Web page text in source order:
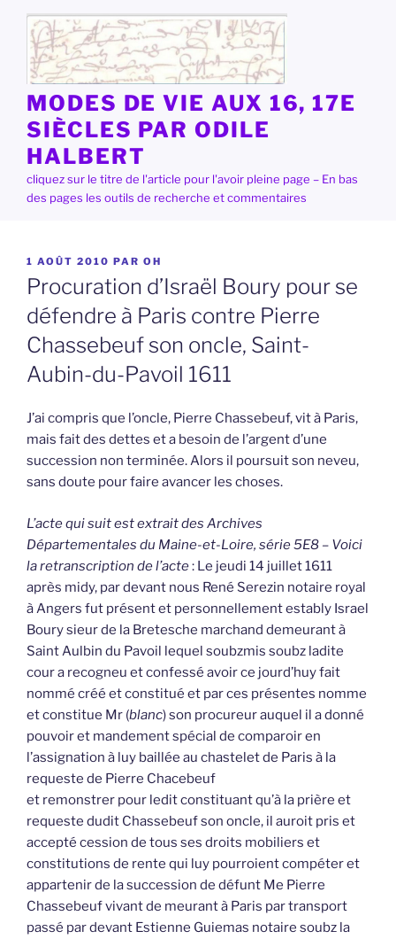
contenu
principal
MODES DE VIE AUX 16, 17E
SIÈCLES PAR ODILE
HALBERT
cliquez sur le titre de l'article pour l'avoir pleine page – En bas
des pages les outils de recherche et commentaires
PUBLIÉ
LE
1 AOÛT 2010 PAR OH
Procuration d’Israël Boury pour se
défendre à Paris contre Pierre
Chassebeuf son oncle, Saint-
Aubin-du-Pavoil 1611
J’ai compris que l’oncle, Pierre Chassebeuf, vit à Paris,
mais fait des dettes et a besoin de l’argent d’une
succession non terminée. Alors il poursuit son neveu,
sans doute pour faire avancer les choses.
L’acte qui suit est extrait des Archives
Départementales du Maine-et-Loire, série 5E8 – Voici
la retranscription de l’acte: Le jeudi 14 juillet 1611
après midy, par devant nous René Serezin notaire royal
à Angers fut présent et personnellement estably Israel
Boury sieur de la Bretesche marchand demeurant à
Saint Aulbin du Pavoil lequel soubzmis soubz ladite
cour a recogneu et confessé avoir ce jourd’huy fait
nommé créé et constitué et par ces présentes nomme
et constitue Mr (blanc) son procureur auquel il a donné
pouvoir et mandement spécial de comparoir en
l’assignation à luy baillée au chastelet de Paris à la
requeste de Pierre Chacebeuf
et remonstrer pour ledit constituant qu’à la prière et
requeste dudit Chassebeuf son oncle, il auroit pris et
accepté cession de tous ses droits mobiliers et
constitutions de rente qui luy pourroient compéter et
appartenir de la succession de défunt Me Pierre
Chassebeuf vivant de meurant à Paris par transport
passé par devant Estienne Guiemas notaire soubz la